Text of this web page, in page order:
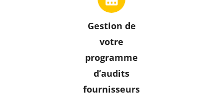
Gestion de
votre
programme
d’audits
fournisseurs